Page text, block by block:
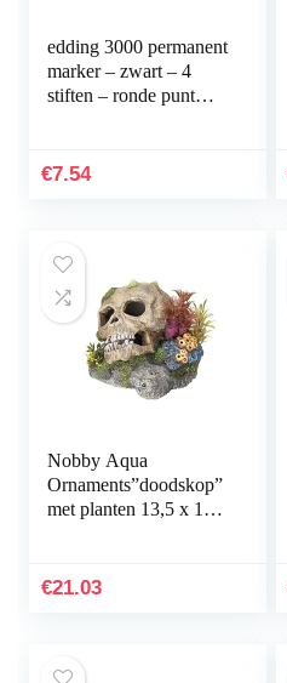
edding 3000 permanent
marker – zwart – 4
stiften – ronde punt
permanent marker –
€7.54
Nobby Aqua
Ornaments”doodskop”
met planten 13,5 x 13,5
€21.03